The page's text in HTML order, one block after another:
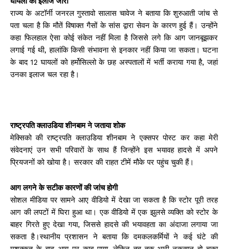
राज्य के अटॉर्नी जनरल गुस्तावो सालास चावेज ने बताया कि शुरुआती जांच से
पता चला है कि मौतें विषाक्त गैसों के सांस द्वारा सेवन के कारण हुई हैं। उन्होंने
कहा फिलहाल ऐसा कोई संकेत नहीं मिला है जिससे लगे कि आग जानबूझकर
लगाई गई थी, हालांकि किसी संभावना से इनकार नहीं किया जा सकता। घटना
के बाद 12 घायलों को हर्मोसिल्लो के छह अस्पतालों में भर्ती कराया गया है, जहां
उनका इलाज चल रहा है।
राष्ट्रपति क्लाउडिया शीनबाम ने जताया शोक
मेक्सिको की राष्ट्रपति क्लाउडिया शीनबाम ने एक्सपर पोस्ट कर कहा मेरी
संवेदनाएं उन सभी परिवारों के साथ हैं जिन्होंने इस भयावह हादसे में अपने
प्रियजनों को खोया है। सरकार की राहत टीमें मौके पर पहुंच चुकी हैं।
आग लगने के सटीक कारणों की जांच होगी
सोशल मीडिया पर सामने आए वीडियो में देखा जा सकता है कि स्टोर पूरी तरह
आग की लपटों में घिरा हुआ था। एक वीडियो में एक झुलसे व्यक्ति को स्टोर के
बाहर गिरते हुए देखा गया, जिससे हादसे की भयावहता का अंदाजा लगाया जा
सकता है।स्थानीय प्रशासन ने बताया कि दमकलकर्मियों ने कई घंटे की